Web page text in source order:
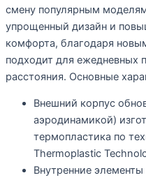
смену популярным
упрощенный дизайн и
комфорта, благодаря
подходит для ежедневных
расстояния. Основные
Внешний корпус
аэродинамикой)
термопластика по
Thermoplastic
Внутренние